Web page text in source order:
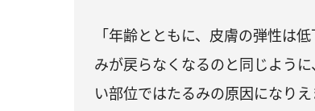
「年齢とともに、皮膚の弾性は
みが戻らなくなるのと同じよう
い部位ではたるみの原因になり